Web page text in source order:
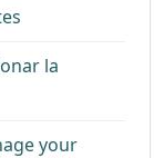
la
your